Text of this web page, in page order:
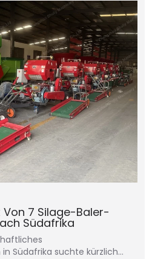
7 Silage-Baler-
Südafrika
Südafrika suchte kürzlich…